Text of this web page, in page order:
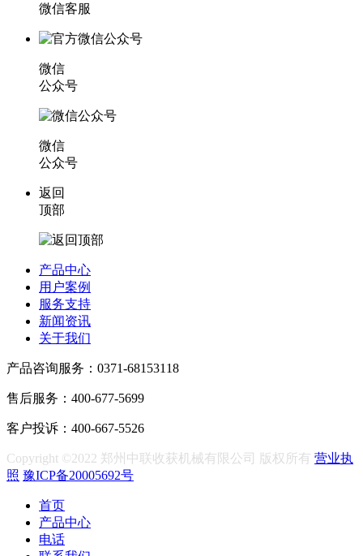
微信客服
微信
公众号
微信
公众号
返回
顶部
产品中心
用户案例
服务支持
新闻资讯
关于我们
产品咨询服务：0371-68153118
售后服务：400-677-5699
客户投诉：400-667-5526
Copyright ©2022 郑州中联收获机械有限公司 版权所有 营业执
照 豫ICP备20005692号
首页
产品中心
电话